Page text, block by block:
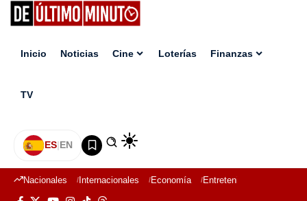
Inicio Noticias Cine Loterías Finanzas
TV
ES|EN
Nacionales Internacionales Economía Entretenimiento